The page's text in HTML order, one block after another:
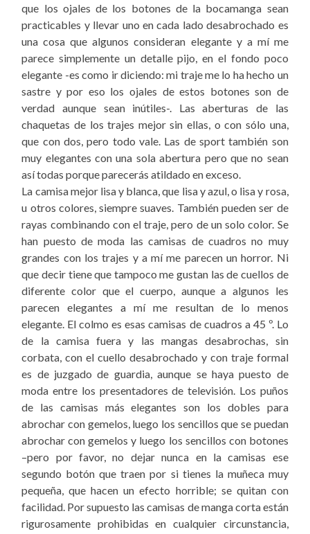
que los ojales de los botones de la bocamanga sean
practicables y llevar uno en cada lado desabrochado es
una cosa que algunos consideran elegante y a mí me
parece simplemente un detalle pijo, en el fondo poco
elegante -es como ir diciendo: mi traje me lo ha hecho un
sastre y por eso los ojales de estos botones son de
verdad aunque sean inútiles-. Las aberturas de las
chaquetas de los trajes mejor sin ellas, o con sólo una,
que con dos, pero todo vale. Las de sport también son
muy elegantes con una sola abertura pero que no sean
así todas porque parecerás atildado en exceso.
La camisa mejor lisa y blanca, que lisa y azul, o lisa y rosa,
u otros colores, siempre suaves. También pueden ser de
rayas combinando con el traje, pero de un solo color. Se
han puesto de moda las camisas de cuadros no muy
grandes con los trajes y a mí me parecen un horror. Ni
que decir tiene que tampoco me gustan las de cuellos de
diferente color que el cuerpo, aunque a algunos les
parecen elegantes a mí me resultan de lo menos
elegante. El colmo es esas camisas de cuadros a 45 º. Lo
de la camisa fuera y las mangas desabrochas, sin
corbata, con el cuello desabrochado y con traje formal
es de juzgado de guardia, aunque se haya puesto de
moda entre los presentadores de televisión. Los puños
de las camisas más elegantes son los dobles para
abrochar con gemelos, luego los sencillos que se puedan
abrochar con gemelos y luego los sencillos con botones
–pero por favor, no dejar nunca en la camisas ese
segundo botón que traen por si tienes la muñeca muy
pequeña, que hacen un efecto horrible; se quitan con
facilidad. Por supuesto las camisas de manga corta están
rigurosamente prohibidas en cualquier circunstancia,